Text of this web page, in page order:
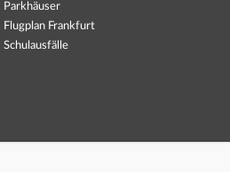
Parkhäuser
Flugplan Frankfurt
Schulausfälle